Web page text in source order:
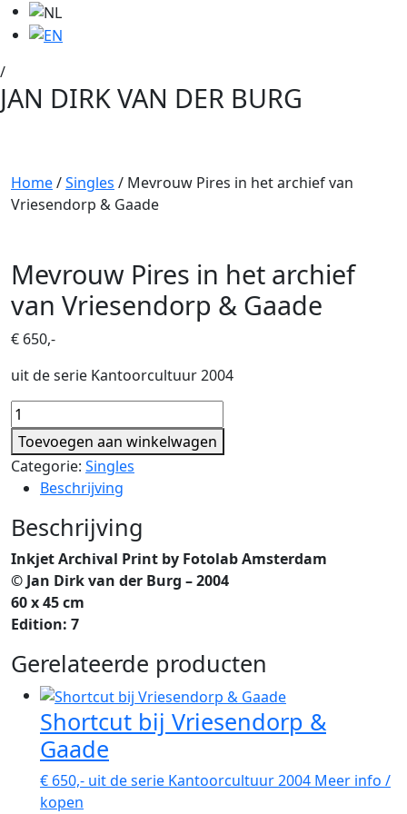
/
JAN DIRK VAN DER BURG
Home/Singles / Mevrouw Pires in het archief van
Vriesendorp & Gaade
Mevrouw Pires in het archief
van Vriesendorp & Gaade
€ 650,-
uit de serie Kantoorcultuur 2004
Mevrouw
Pires
in
het
archief
van
Vriesendorp
&
Gaade
aantal
Toevoegen aan winkelwagen
Categorie: Singles
Beschrijving
Beschrijving
Inkjet Archival Print by Fotolab Amsterdam
© Jan Dirk van der Burg – 2004
60 x 45 cm
Edition: 7
Gerelateerde producten
Shortcut bij Vriesendorp &
Gaade
€ 650,- uit de serie Kantoorcultuur 2004 Meer info /
kopen